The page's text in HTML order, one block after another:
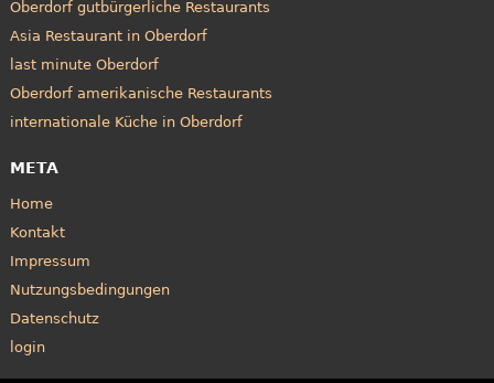
Oberdorf gutbürgerliche Restaurants
Asia Restaurant in Oberdorf
last minute Oberdorf
Oberdorf amerikanische Restaurants
internationale Küche in Oberdorf
META
Home
Kontakt
Impressum
Nutzungsbedingungen
Datenschutz
login